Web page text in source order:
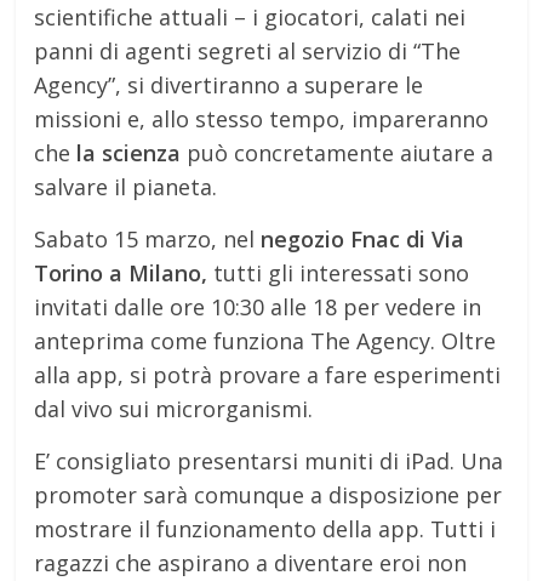
scientifiche attuali – i giocatori, calati nei
panni di agenti segreti al servizio di “The
Agency”, si divertiranno a superare le
missioni e, allo stesso tempo, impareranno
che la scienza può concretamente aiutare a
salvare il pianeta.
Sabato 15 marzo, nel negozio Fnac di Via
Torino a Milano, tutti gli interessati sono
invitati dalle ore 10:30 alle 18 per vedere in
anteprima come funziona The Agency. Oltre
alla app, si potrà provare a fare esperimenti
dal vivo sui microrganismi.
E’ consigliato presentarsi muniti di iPad. Una
promoter sarà comunque a disposizione per
mostrare il funzionamento della app. Tutti i
ragazzi che aspirano a diventare eroi non